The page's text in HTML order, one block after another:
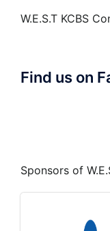
W.E.S.T KCBS
Find us on
Sponsors of